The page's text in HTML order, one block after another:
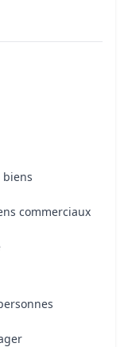
commerciaux